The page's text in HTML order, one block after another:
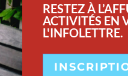
RESTEZ À
ACTIVITÉS EN
L'INFOLETTRE.